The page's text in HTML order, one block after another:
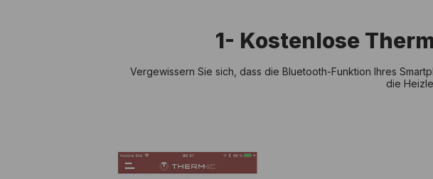
1- Kostenlose
Vergewissern Sie sich, dass die Bluetooth-Funktion Ihres
die